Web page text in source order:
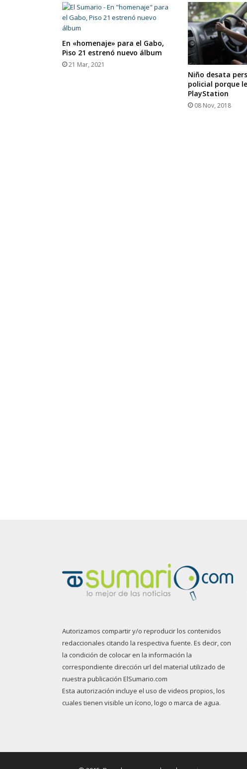
En «homenaje» para el Gabo,
Piso 21 estrenó nuevo álbum
21 Mar, 2021
Niño desata
policial porque
PlayStation
08 Nov, 2018
Autorizamos compartir y/o reproducir los contenidos
redaccionales citando la respectiva fuente. Es decir, con
la condición de colocar en la información la
correspondiente dirección url del material utilizado de
nuestra publicación ElSumario.com
Esta autorización incluye el uso de videos propios, los
cuales tienen visible un ícono, logo o marca de agua.